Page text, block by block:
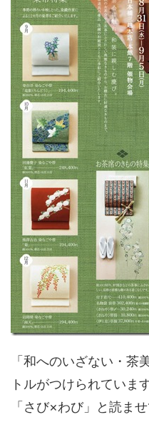
「和へのいざない・茶
トルがつけられています
「さび×わび」と読ま